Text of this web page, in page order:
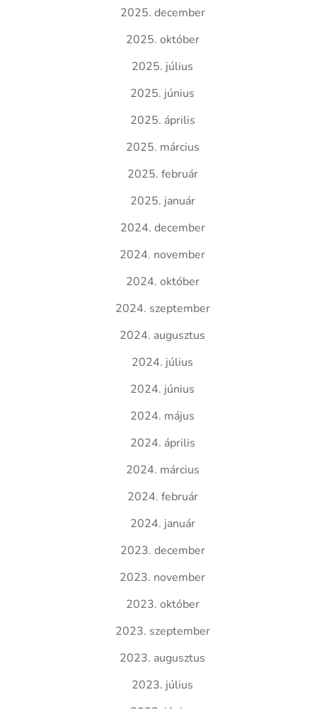
2025. december
2025. október
2025. július
2025. június
2025. április
2025. március
2025. február
2025. január
2024. december
2024. november
2024. október
2024. szeptember
2024. augusztus
2024. július
2024. június
2024. május
2024. április
2024. március
2024. február
2024. január
2023. december
2023. november
2023. október
2023. szeptember
2023. augusztus
2023. július